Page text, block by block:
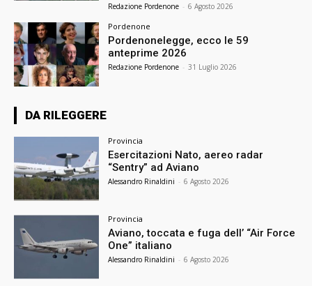
Redazione Pordenone - 6 Agosto 2026
Pordenone
Pordenonelegge, ecco le 59
anteprime 2026
Redazione Pordenone - 31 Luglio 2026
DA RILEGGERE
Provincia
Esercitazioni Nato, aereo radar
“Sentry” ad Aviano
Alessandro Rinaldini - 6 Agosto 2026
Provincia
Aviano, toccata e fuga dell’ “Air Force
One” italiano
Alessandro Rinaldini - 6 Agosto 2026